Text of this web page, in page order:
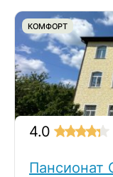
КОМФОРТ
4.0
Пансионат